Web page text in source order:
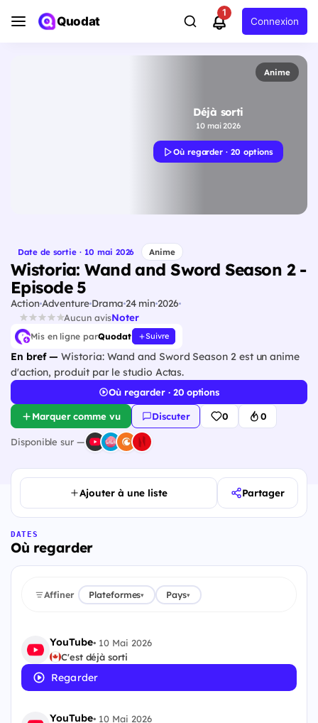
Quodat
1
Connexion
Anime
Déjà sorti
10 mai 2026
Où regarder · 20 options
Date de sortie · 10 mai 2026 Anime
Wistoria: Wand and Sword Season 2 -
Episode 5
Action AdventureDrama 24 min 2026
Aucun avisNoter
Mis en ligne parQuodat Suivre
En bref — Wistoria: Wand and Sword Season 2 est un anime
d'action, produit par le studio Actas.
Où regarder · 20 options
Marquer comme vu Discuter 0 0
Disponible sur —
Ajouter à une liste Partager
DATES
Où regarder
Affiner Plateformes▾ Pays▾
YouTube• 10 Mai 2026
C'est déjà sorti
Regarder
YouTube• 10 Mai 2026